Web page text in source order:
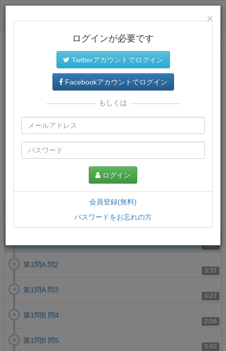
サイトトップに戻る
5:53
3:37
第1問A 問2
4:27
第1問A 問3
2:56
第1問B 問4
3:02
第1問B 問5
×
ログインが必要です
Twitterアカウントでログイン
Facebookアカウントでログイン
もしくは
ログイン
会員登録(無料)
パスワードをお忘れの方